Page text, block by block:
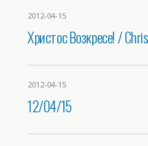
2012-04-15
Христос Возкресе! /
2012-04-15
12/04/15